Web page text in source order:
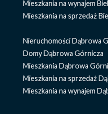
Mieszkania na wynajem
Mieszkania na sprzedaż
Nieruchomości Dąbrowa
Domy Dąbrowa Górnicza
Mieszkania Dąbrowa
Mieszkania na sprzedaż
Mieszkania na wynajem